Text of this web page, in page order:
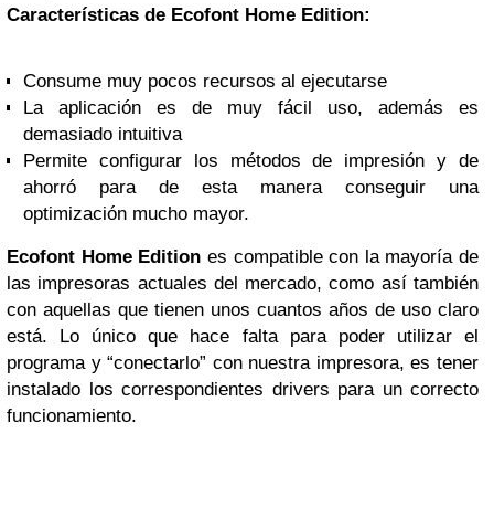
Características de Ecofont Home Edition:
Consume muy pocos recursos al ejecutarse
La aplicación es de muy fácil uso, además es
demasiado intuitiva
Permite configurar los métodos de impresión y de
ahorró para de esta manera conseguir una
optimización mucho mayor.
Ecofont Home Edition es compatible con la mayoría de
las impresoras actuales del mercado, como así también
con aquellas que tienen unos cuantos años de uso claro
está. Lo único que hace falta para poder utilizar el
programa y “conectarlo” con nuestra impresora, es tener
instalado los correspondientes drivers para un correcto
funcionamiento.